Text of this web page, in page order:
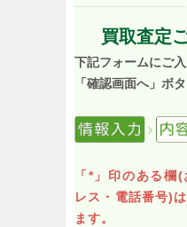
買取査定
下記フォームにご入
「確認画面へ」ボ
「*」印のある欄
レス・電話番号)
ます。